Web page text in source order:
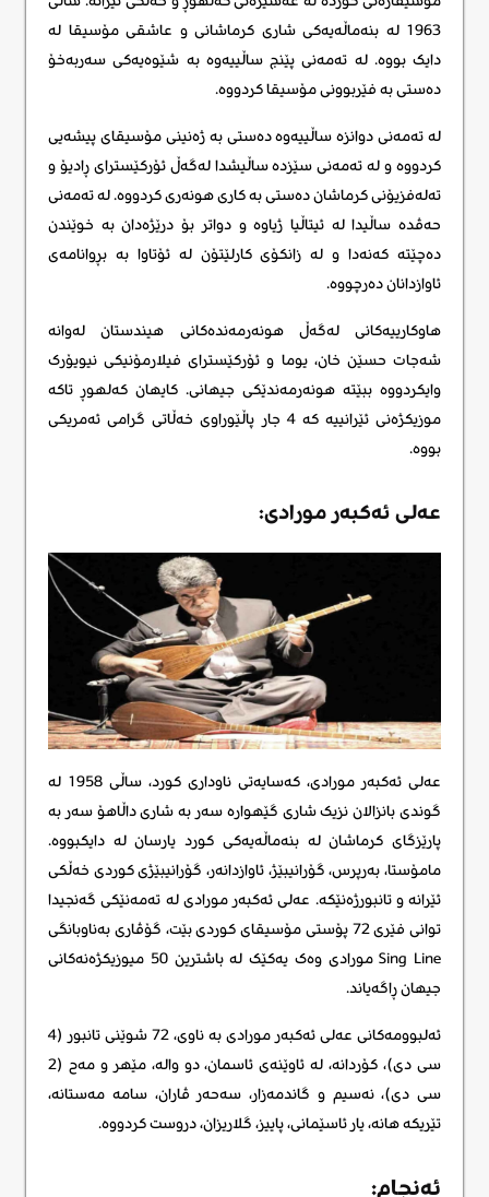
1963 لە بنەماڵەیەکی شاری کرماشانی و عاشقی مۆسیقا لە
دایک بووە. لە تەمەنی پێنج ساڵییەوە بە شێوەیەکی سەربەخۆ
دەستی بە فێربوونی مۆسیقا کردووە.
لە تەمەنی دوانزە ساڵییەوە دەستی بە ژەنینی مۆسیقای پیشەیی
کردووە و لە تەمەنی سێزدە ساڵیشدا لەگەڵ ئۆرکێسترای ڕادیۆ و
تەلەفزیۆنی کرماشان دەستی بە کاری هونەری کردووە. لە تەمەنی
حەڤدە ساڵیدا لە ئیتاڵیا ژیاوە و دواتر بۆ درێژەدان بە خوێندن
دەچێتە کەنەدا و لە زانکۆی کارلێتۆن لە ئۆتاوا بە بڕوانامەی
ئاوازدانان دەرچووە.
هاوکارییەکانی لەگەڵ هونەرمەندەکانی هیندستان لەوانە
شەجات حسێن خان، یوما و ئۆرکێسترای فیلارمۆنیکی نیویۆرک
وایکردووە ببێتە هونەرمەندێکی جیهانی. کایهان کەلهوڕ تاکە
موزیکژەنی ئێرانییە کە 4 جار پاڵێوراوی خەڵاتی گرامی ئەمریکی
بووە.
عەلی ئەکبەر مورادی:
عەلی ئەکبەر مورادی، کەسایەتی ناوداری کورد، ساڵی 1958 لە
گوندی بانزالان نزیک شاری گێهوارە سەر بە شاری داڵاهۆ سەر بە
پارێزگای کرماشان لە بنەماڵەیەکی کورد یارسان لە دایکبووە.
مامۆستا، بەرپرس، گۆرانیبێژ، ئاوازدانەر، گۆرانیبێژی کوردی خەڵکی
ئێرانە و تانبورژەنێکە. عەلی ئەکبەر مورادی لە تەمەنێکی گەنجیدا
توانی فێری 72 پۆستی مۆسیقای کوردی بێت، گۆڤاری بەناوبانگی
Sing Line مورادی وەک یەکێک لە باشترین 50 میوزیکژەنەکانی
جیهان ڕاگەیاند.
ئەلبوومەکانی عەلی ئەکبەر مورادی بە ناوی، 72 شوێنی تانبور (4
سی دی)، کۆردانە، لە ئاوێنەی ئاسمان، دو واله، مێهر و مەح (2
سی دی)، نەسیم و گاندمەزار، سەحەر ڤاران، سامە مەستانە،
تێریکە هانه، یار ئاسێمانی، پاییز، گلاریزان، دروست کردووە.
ئەنجام: